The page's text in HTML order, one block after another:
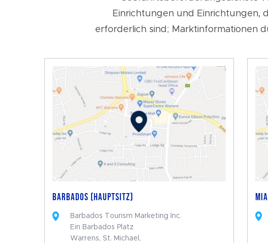
Einrichtungen und Einrichtungen,
erforderlich sind; Marktinformationen
BARBADOS (HAUPTSITZ)
Barbados Tourism Marketing Inc.
Ein Barbados Platz
Warrens, St. Michael,